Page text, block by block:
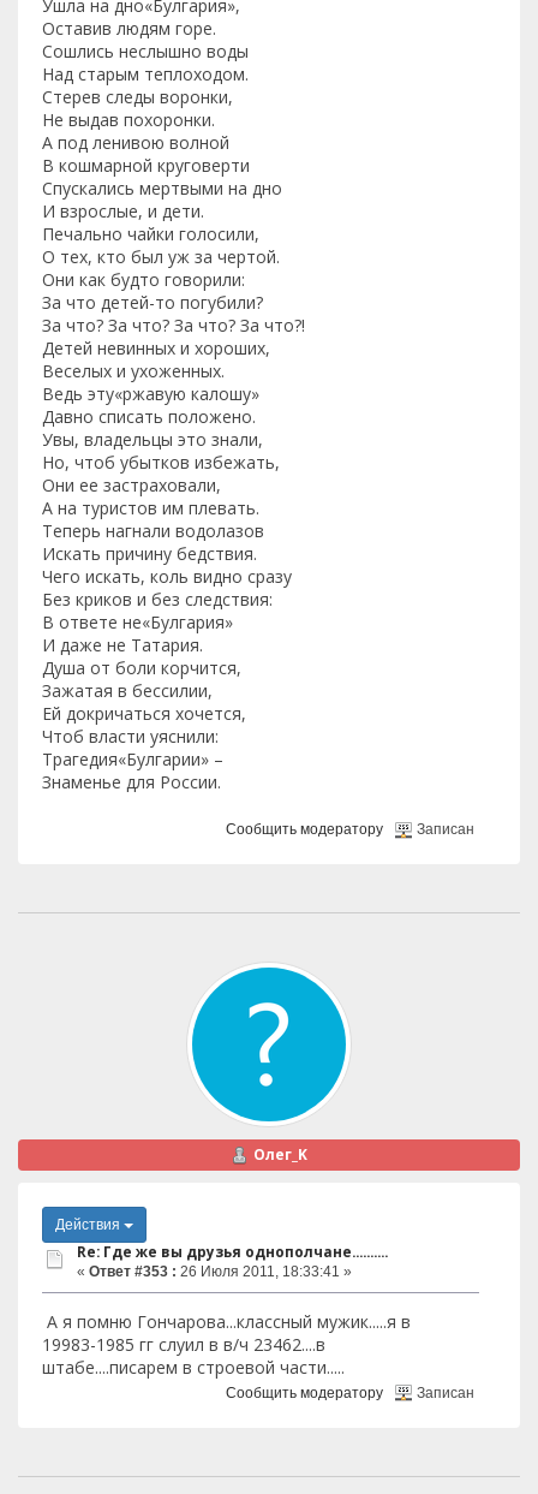
Ушла на дно«Булгария»,
Оставив людям горе.
Сошлись неслышно воды
Над старым теплоходом.
Стерев следы воронки,
Не выдав похоронки.
А под ленивою волной
В кошмарной круговерти
Спускались мертвыми на дно
И взрослые, и дети.
Печально чайки голосили,
О тех, кто был уж за чертой.
Они как будто говорили:
За что детей-то погубили?
За что? За что? За что? За что?!
Детей невинных и хороших,
Веселых и ухоженных.
Ведь эту«ржавую калошу»
Давно списать положено.
Увы, владельцы это знали,
Но, чтоб убытков избежать,
Они ее застраховали,
А на туристов им плевать.
Теперь нагнали водолазов
Искать причину бедствия.
Чего искать, коль видно сразу
Без криков и без следствия:
В ответе не«Булгария»
И даже не Татария.
Душа от боли корчится,
Зажатая в бессилии,
Ей докричаться хочется,
Чтоб власти уяснили:
Трагедия«Булгарии» –
Знаменье для России.
Сообщить модератору Записан
Олег_K
Действия
Re: Где же вы друзья однополчане..........
« Ответ #353 : 26 Июля 2011, 18:33:41 »
А я помню Гончарова...классный мужик.....я в
19983-1985 гг слуил в в/ч 23462....в
штабе....писарем в строевой части.....
Сообщить модератору Записан